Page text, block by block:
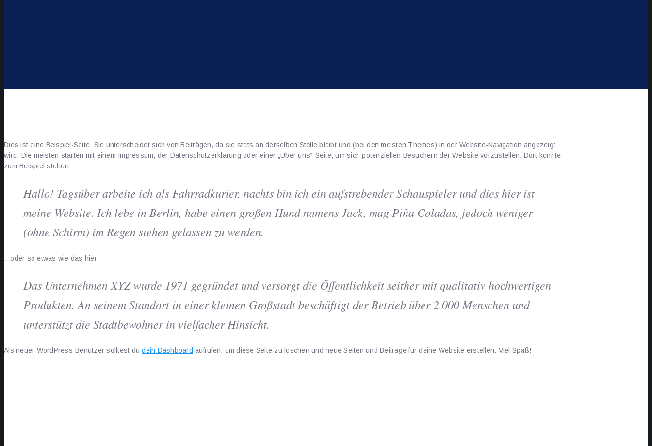
Dies ist eine Beispiel-Seite. Sie unterscheidet sich von Beiträgen, da sie stets an derselben Stelle bleibt und (bei den meisten Themes) in der Website-Navigation angezeigt
wird. Die meisten starten mit einem Impressum, der Datenschutzerklärung oder einer „Über uns“-Seite, um sich potenziellen Besuchern der Website vorzustellen. Dort könnte
zum Beispiel stehen:
Hallo! Tagsüber arbeite ich als Fahrradkurier, nachts bin ich ein aufstrebender Schauspieler und dies hier ist
meine Website. Ich lebe in Berlin, habe einen großen Hund namens Jack, mag Piña Coladas, jedoch weniger
(ohne Schirm) im Regen stehen gelassen zu werden.
…oder so etwas wie das hier:
Das Unternehmen XYZ wurde 1971 gegründet und versorgt die Öffentlichkeit seither mit qualitativ hochwertigen
Produkten. An seinem Standort in einer kleinen Großstadt beschäftigt der Betrieb über 2.000 Menschen und
unterstützt die Stadtbewohner in vielfacher Hinsicht.
Als neuer WordPress-Benutzer solltest dudein Dashboard aufrufen, um diese Seite zu löschen und neue Seiten und Beiträge für deine Website erstellen. Viel Spaß!